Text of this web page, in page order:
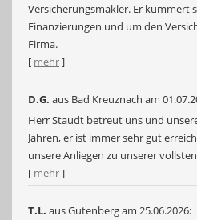
Versicherungsmakler. Er kümmert
Finanzierungen und um den
Firma.
[ mehr]
D.G. aus Bad Kreuznach am
Herr Staudt betreut uns und
Jahren, er ist immer sehr gut
unsere Anliegen zu unserer
[ mehr]
T.L. aus Gutenbergam 25.06.2026: